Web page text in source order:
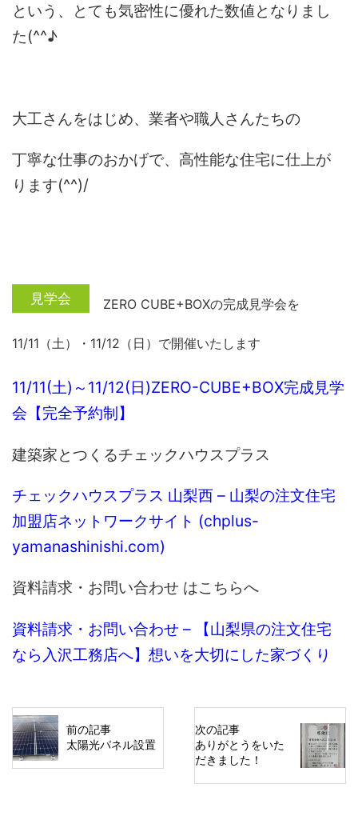
という、とても気密性に優れた数値となりまし
た(^^♪
大工さんをはじめ、業者や職人さんたちの
丁寧な仕事のおかげで、高性能な住宅に仕上が
ります(^^)/
ZERO CUBE+BOXの完成見学会を
11/11（土）・11/12（日）で開催いたします
11/11(土)～11/12(日)ZERO-CUBE+BOX完成見学
会【完全予約制】
建築家とつくるチェックハウスプラス
チェックハウスプラス 山梨西 – 山梨の注文住宅
加盟店ネットワークサイト (chplus-
yamanashinishi.com)
資料請求・お問い合わせ はこちらへ
資料請求・お問い合わせ – 【山梨県の注文住宅
なら入沢工務店へ】想いを大切にした家づくり
前の記事
太陽光パネル設置
次の記事
ありがとうをいた
だきました！